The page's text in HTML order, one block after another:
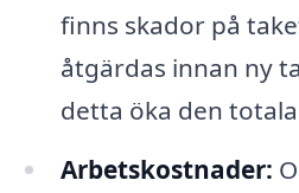
finns skador på
åtgärdas innan ny
detta öka den
Arbetskostnader: